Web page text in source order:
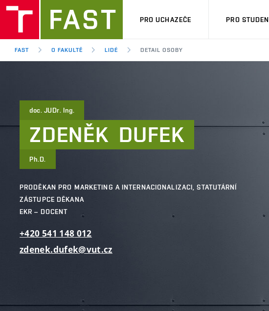
PRO UCHAZEČE PRO
FAST O FAKULTĚ LIDÉ DETAIL OSOBY
doc. JUDr. Ing.
ZDENĚK DUFEK
Ph.D.
PRODĚKAN PRO MARKETING A INTERNACIONALIZACI, STATUTÁRNÍ
ZÁSTUPCE DĚKANA
EKR – DOCENT
+420 541 148 012
zdenek.dufek@vut.cz